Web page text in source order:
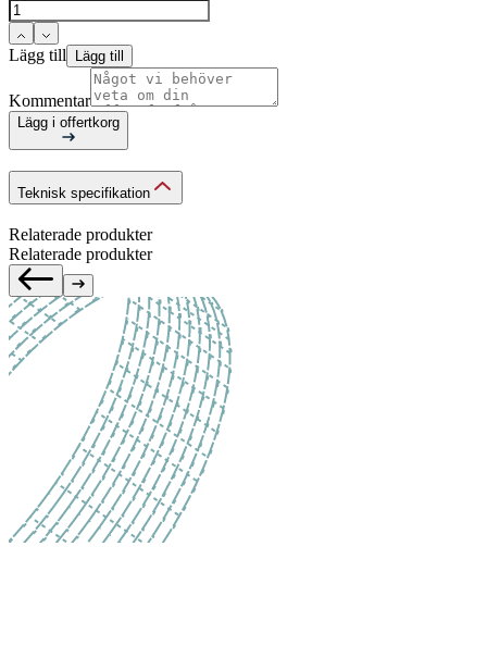
Lägg till Lägg till
Kommentar
Lägg i offertkorg
Teknisk specifikation
Relaterade produkter
Relaterade produkter